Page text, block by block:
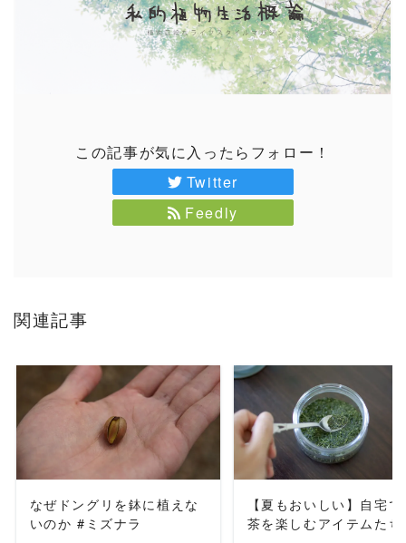
この記事が気に入ったらフォロー！
Twitter
Feedly
関連記事
READ MORE
なぜドングリを鉢に植えな
いのか #ミズナラ
READ MORE
【夏もおいしい】自宅
茶を楽しむアイテムたち